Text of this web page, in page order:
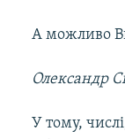
А можливо Ви
Олександр
У тому,